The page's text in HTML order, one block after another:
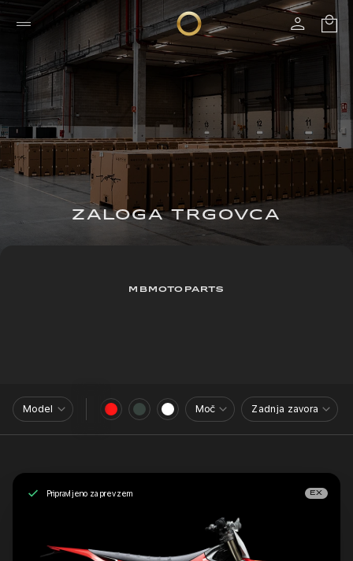
ZALOGA TRGOVCA
MBMOTOPARTS
Model Moč Zadnja zavora
Pripravljeno za prevzem EX